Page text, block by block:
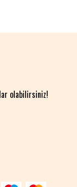
olabilirsiniz!